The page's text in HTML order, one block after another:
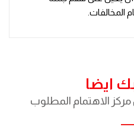
المخالفات.
ايضا
الاهتمام المطلوب